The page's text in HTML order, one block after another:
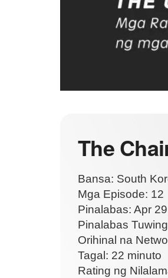
The
Bansa: South
Mga Episode: 12
Pinalabas: Apr
Pinalabas
Orihinal na
Tagal: 22 minuto
Rating ng